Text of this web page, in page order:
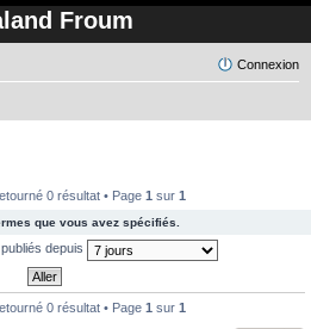
Froum
Connexion
0 résultat • Page 1 sur 1
que vous avez spécifiés.
depuis
0 résultat • Page 1 sur 1